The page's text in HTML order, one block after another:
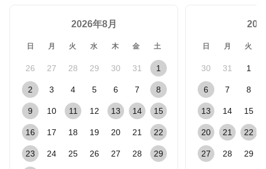
2026年8月
日 月 火 水 木 金 土
26 27 28 29 30 31 1
2 3 4 5 6 7 8
9 10 11 12 13 14 15
16 17 18 19 20 21 22
23 24 25 26 27 28 29
日 月 火
30 31 1
6 7 8
13 14 15
20 21 22
27 28 29